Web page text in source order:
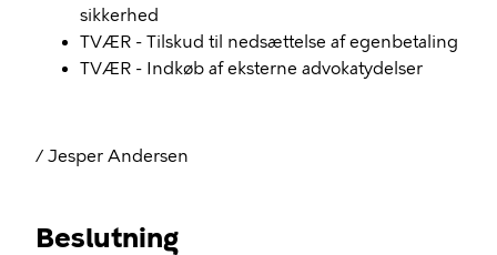
sikkerhed
TVÆR - Tilskud til nedsættelse af egenbetaling
TVÆR - Indkøb af eksterne advokatydelser
/ Jesper Andersen
Beslutning